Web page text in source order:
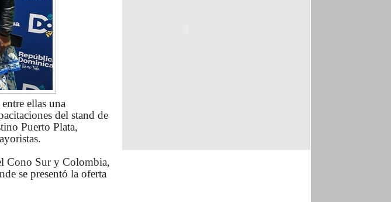
ellas una
del stand de
Puerto Plata,
Cono Sur y Colombia,
se presentó la oferta